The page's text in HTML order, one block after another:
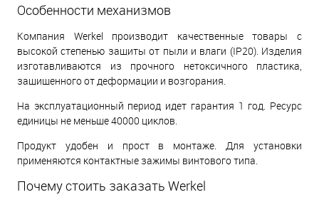
Особенности механизмов
Компания Werkel производит качественные товары с
высокой степенью защиты от пыли и влаги (IP20). Изделия
изготавливаются из прочного нетоксичного пластика,
защищенного от деформации и возгорания.
На эксплуатационный период идет гарантия 1 год. Ресурс
единицы не меньше 40000 циклов.
Продукт удобен и прост в монтаже. Для установки
применяются контактные зажимы винтового типа.
Почему стоить заказать Werkel